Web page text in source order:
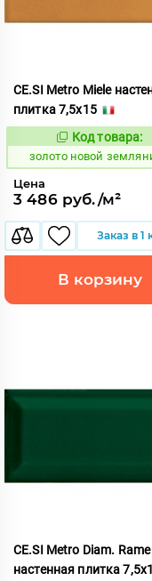
CE.SI Metro Miele
плитка 7,5x15
523781
Код товара:
золото новой
Цена
3 486 руб./м²
Заказ в 1
В корзину
CE.SI Metro Diam. Rame
настенная плитка